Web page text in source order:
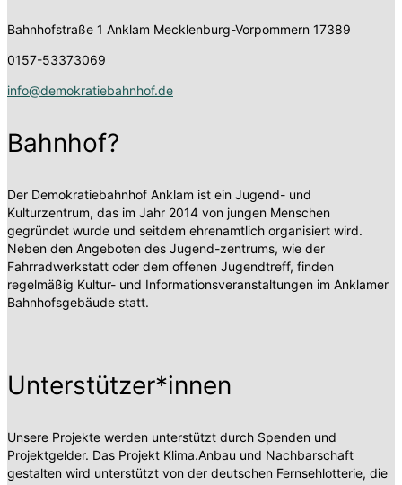
Bahnhofstraße 1 Anklam Mecklenburg-Vorpommern 17389
0157-53373069
info@demokratiebahnhof.de
Bahnhof?
Der Demokratiebahnhof Anklam ist ein Jugend- und
Kulturzentrum, das im Jahr 2014 von jungen Menschen
gegründet wurde und seitdem ehrenamtlich organisiert wird.
Neben den Angeboten des Jugend-zentrums, wie der
Fahrradwerkstatt oder dem offenen Jugendtreff, finden
regelmäßig Kultur- und Informationsveranstaltungen im Anklamer
Bahnhofsgebäude statt.
Unterstützer*innen
Unsere Projekte werden unterstützt durch Spenden und
Projektgelder. Das Projekt Klima.Anbau und Nachbarschaft
gestalten wird unterstützt von der deutschen Fernsehlotterie, die